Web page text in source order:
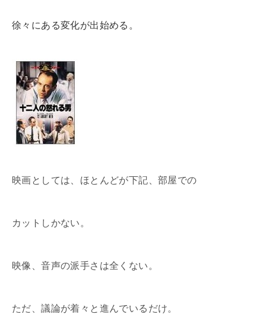
徐々にある変化が出始める。
映画としては、ほとんどが下記、部屋での
カットしかない。
映像、音声の派手さは全くない。
ただ、議論が着々と進んでいるだけ。